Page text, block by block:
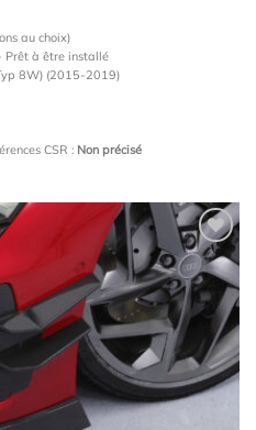
au choix)
Prêt à être installé
8W) (2015-2019)
CSR : Non précisé
Ajouter
à la
wishlist